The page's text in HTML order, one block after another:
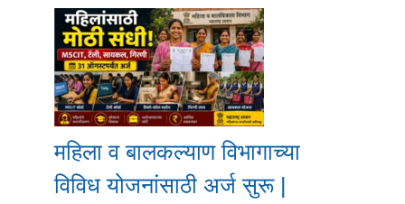
महिला व बालकल्याण विभागाच्या
विविध योजनांसाठी अर्ज सुरू |